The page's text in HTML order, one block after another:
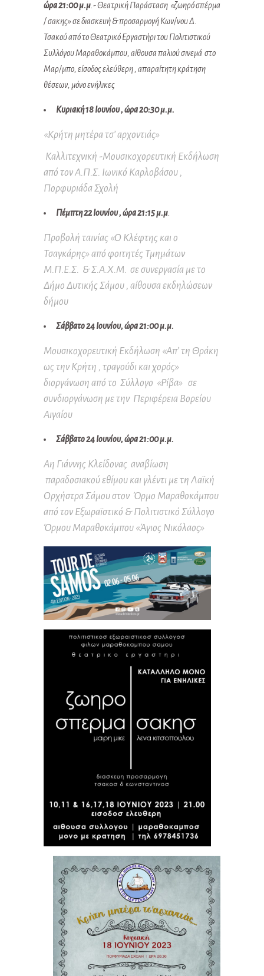
ώρα 21:00 μ.μ .- Θεατρική Παράσταση «ζωηρό σπέρμα
/ σακης» σε διασκευή & προσαρμογή Κων/νου Δ.
Τσακού από το Θεατρικό Εργαστήρι του Πολιτιστικού
Συλλόγου Μαραθοκάμπου, αίθουσα παλιού σινεμά στο
Μαρ/μπο, είσοδος ελεύθερη , απαραίτητη κράτηση
θέσεων, μόνο ενήλικες
Κυριακή 18 Ιουνίου , ώρα 20:30 μ.μ.
«Κρήτη μητέρα τσ’ αρχοντιάς»
Καλλιτεχνική -Μουσικοχορευτική Εκδήλωση
από τον Α.Π.Σ. Ιωνικό Καρλοβάσου ,
Πορφυριάδα Σχολή
Πέμπτη 22 Ιουνίου , ώρα 21:15 μ.μ
Προβολή ταινίας «Ο Κλέφτης και ο
Τσαγκάρης» από φοιτητές Τμημάτων
Μ.Π.Ε.Σ. & Σ.Α.Χ.Μ. σε συνεργασία με το
Δήμο Δυτικής Σάμου , αίθουσα εκδηλώσεων
δήμου
Σάββατο 24 Ιουνίου, ώρα 21:00 μ.μ.
Μουσικοχορευτική Εκδήλωση «Απ’ τη Θράκη
ως την Κρήτη , τραγούδι και χορός»
διοργάνωση από το Σύλλογο «Ρίβα» σε
συνδιοργάνωση με την Περιφέρεια Βορείου
Αιγαίου
Σάββατο 24 Ιουνίου, ώρα 21:00 μ.μ.
Αη Γιάννης Κλείδονας αναβίωση
παραδοσιακού εθίμου και γλέντι με τη Λαϊκή
Ορχήστρα Σάμου στον Όρμο Μαραθοκάμπου
από τον Εξωραϊστικό & Πολιτιστικό Σύλλογο
Όρμου Μαραθοκάμπου «Άγιος Νικόλαος»